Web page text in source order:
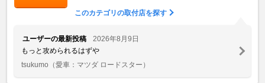
このカテゴリの取付店を探す
ユーザーの最新投稿
2026年8月9日
もっと攻められるはずや
tsukumo （愛車：マツダ ロードスター）